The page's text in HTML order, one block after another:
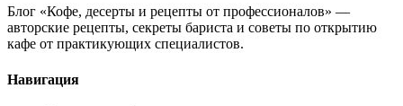
Блог «Кофе, десерты и рецепты от профессионалов» —
авторские рецепты, секреты бариста и советы по открытию
кафе от практикующих специалистов.
Навигация